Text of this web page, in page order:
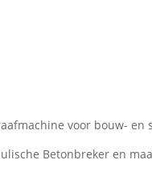
voor bouw-
Betonbreker en